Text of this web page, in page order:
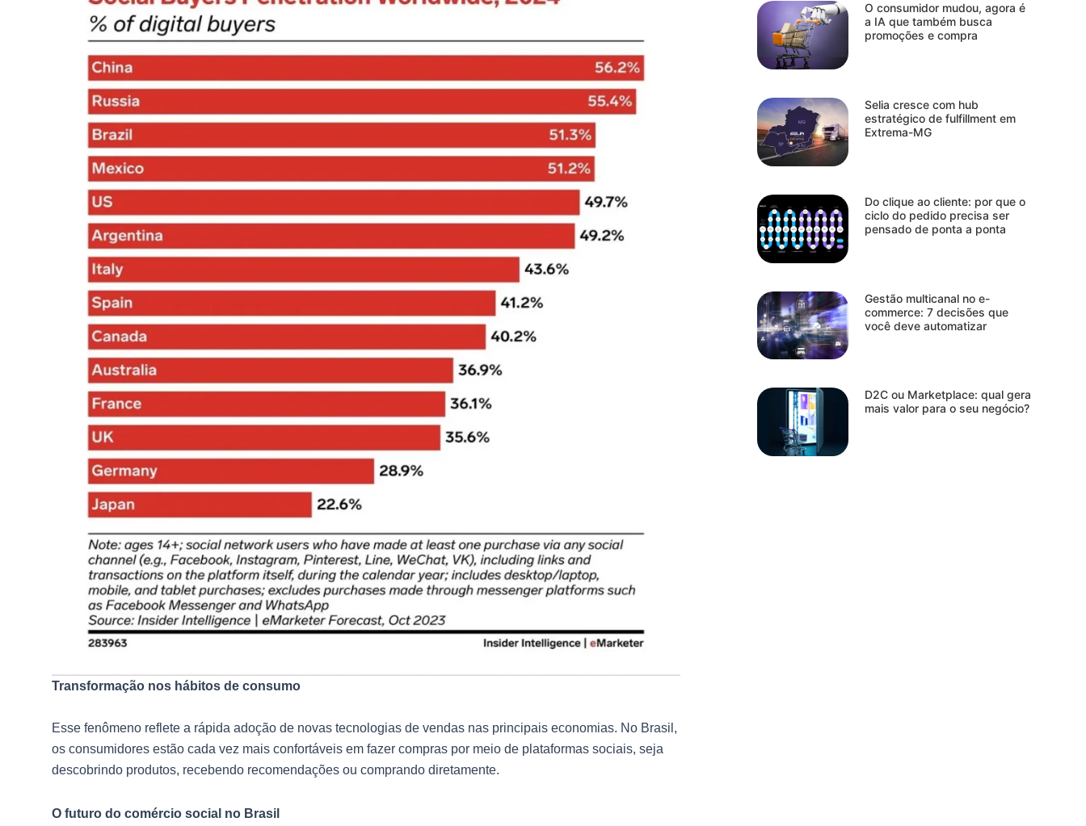
Transformação nos hábitos de consumo
Esse fenômeno reflete a rápida adoção de novas tecnologias de vendas nas principais economias. No Brasil,
os consumidores estão cada vez mais confortáveis em fazer compras por meio de plataformas sociais, seja
descobrindo produtos, recebendo recomendações ou comprando diretamente.
O futuro do comércio social no Brasil
O consumidor mudou, agora é
a IA que também busca
promoções e compra
Selia cresce com hub
estratégico de fulfillment em
Extrema-MG
Do clique ao cliente: por que o
ciclo do pedido precisa ser
pensado de ponta a ponta
Gestão multicanal no e-
commerce: 7 decisões que
você deve automatizar
D2C ou Marketplace: qual gera
mais valor para o seu negócio?